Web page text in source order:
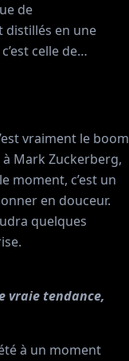
de
distillés en une
celle de…
vraiment le boom
à Mark Zuckerberg,
moment, c’est un
en douceur.
quelques
vraie tendance,
à un moment